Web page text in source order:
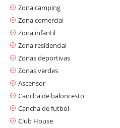
Zona camping
Zona comercial
Zona infantil
Zona residencial
Zonas deportivas
Zonas verdes
Ascensor
Cancha de baloncesto
Cancha de futbol
Club House